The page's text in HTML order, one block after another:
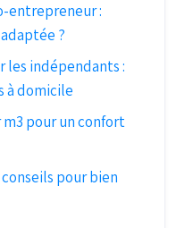
entrepreneur :
?
indépendants :
à domicile
pour un confort
pour bien